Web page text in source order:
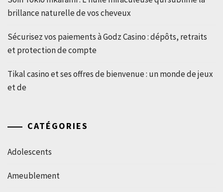
brillance naturelle de vos cheveux
Sécurisez vos paiements à Godz Casino : dépôts, retraits
et protection de compte
Tikal casino et ses offres de bienvenue : un monde de jeux
et de
CATÉGORIES
Adolescents
Ameublement